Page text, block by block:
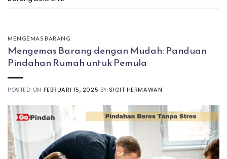
MENGEMAS BARANG
Mengemas Barang dengan Mudah: Panduan
Pindahan Rumah untuk Pemula
POSTED ON FEBRUARI 15, 2025 BY SIGIT HERMAWAN